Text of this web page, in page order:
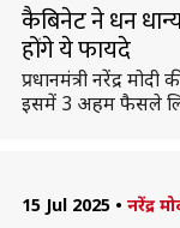
कैबिनेट ने धन
होंगे ये फायदे
प्रधानमंत्री नरेंद्र
इसमें 3 अहम फैसले
15 Jul 2025 • नरेंद्र